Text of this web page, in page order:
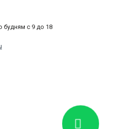
будням с 9 до 18